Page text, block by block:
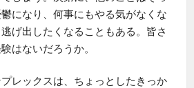
になり、何事にもやる気がなくな
げ出したくなることもある。皆さ
はないだろうか。
レックスは、ちょっとしたきっか